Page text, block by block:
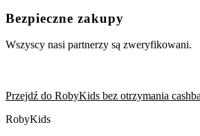
Bezpieczne zakupy
Wszyscy nasi partnerzy są zweryfikowani.
Przejdź do RobyKids bez otrzymania
RobyKids